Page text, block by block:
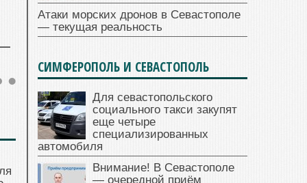
Атаки морских дронов в Севастополе
— текущая реальность
СИМФЕРОПОЛЬ И СЕВАСТОПОЛЬ
Для севастопольского
социального такси закупят
еще четыре
специализированных
автомобиля
Внимание! В Севастополе
— очередной приём